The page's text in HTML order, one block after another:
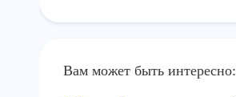
Вам может быть интересно: